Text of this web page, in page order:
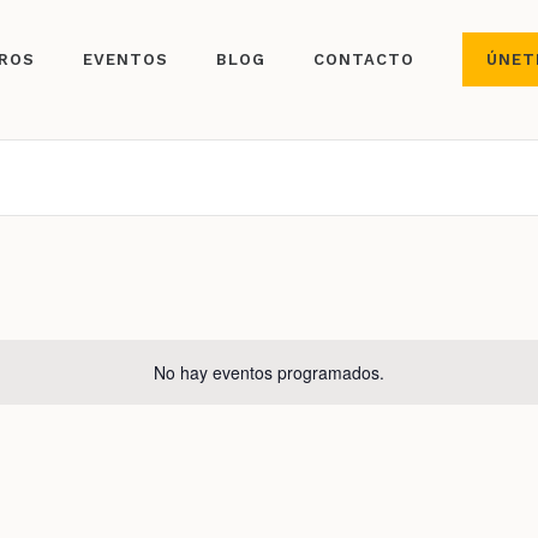
EVENTOS BLOG CONTACTO
No hay eventos programados.